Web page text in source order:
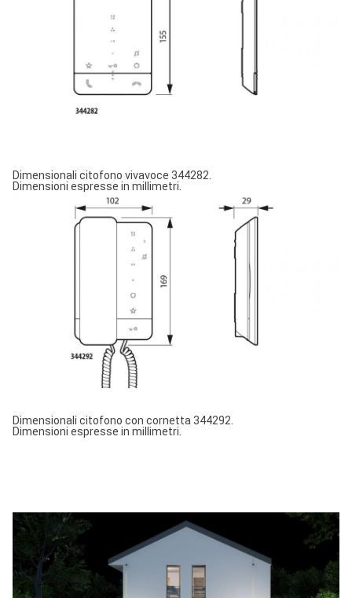
Dimensionali citofono vivavoce 344282.
Dimensioni espresse in millimetri.
Dimensionali citofono con cornetta 344292.
Dimensioni espresse in millimetri.